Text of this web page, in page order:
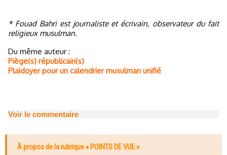
* Fouad Bahri est journaliste et écrivain, observateur du fait
religieux musulman.
Du même auteur :
Piège(s) républicain(s)
Plaidoyer pour un calendrier musulman unifié
Voir le commentaire
À propos de la rubrique « POINTS DE VUE »